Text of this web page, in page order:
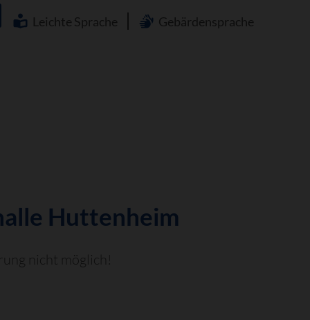
Leichte Sprache Gebärdensprache
Huttenheim
nicht möglich!